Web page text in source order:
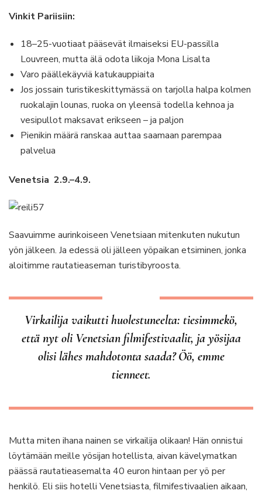
Vinkit Pariisiin:
18–25-vuotiaat pääsevät ilmaiseksi EU-passilla
Louvreen, mutta älä odota liikoja Mona Lisalta
Varo päällekäyviä katukauppiaita
Jos jossain turistikeskittymässä on tarjolla halpa kolmen
ruokalajin lounas, ruoka on yleensä todella kehnoa ja
vesipullot maksavat erikseen – ja paljon
Pienikin määrä ranskaa auttaa saamaan parempaa
palvelua
Venetsia 2.9.–4.9.
Saavuimme aurinkoiseen Venetsiaan mitenkuten nukutun
yön jälkeen. Ja edessä oli jälleen yöpaikan etsiminen, jonka
aloitimme rautatieaseman turistibyroosta.
Virkailija vaikutti huolestuneelta: tiesimmekö,
että nyt oli Venetsian filmifestivaalit, ja yösijaa
olisi lähes mahdotonta saada? Öö, emme
tienneet.
Mutta miten ihana nainen se virkailija olikaan! Hän onnistui
löytämään meille yösijan hotellista, aivan kävelymatkan
päässä rautatieasemalta 40 euron hintaan per yö per
henkilö. Eli siis hotelli Venetsiasta, filmifestivaalien aikaan,